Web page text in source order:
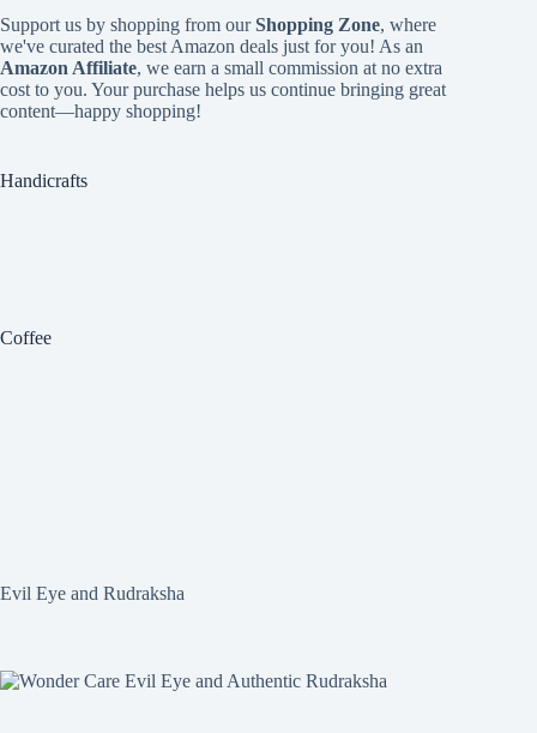
Support us by shopping from ourShopping Zone, where
we've curated the best Amazon deals just for you! As an
Amazon Affiliate, we earn a small commission at no extra
cost to you. Your purchase helps us continue bringing great
content—happy shopping!
Handicrafts
Coffee
Evil Eye and Rudraksha